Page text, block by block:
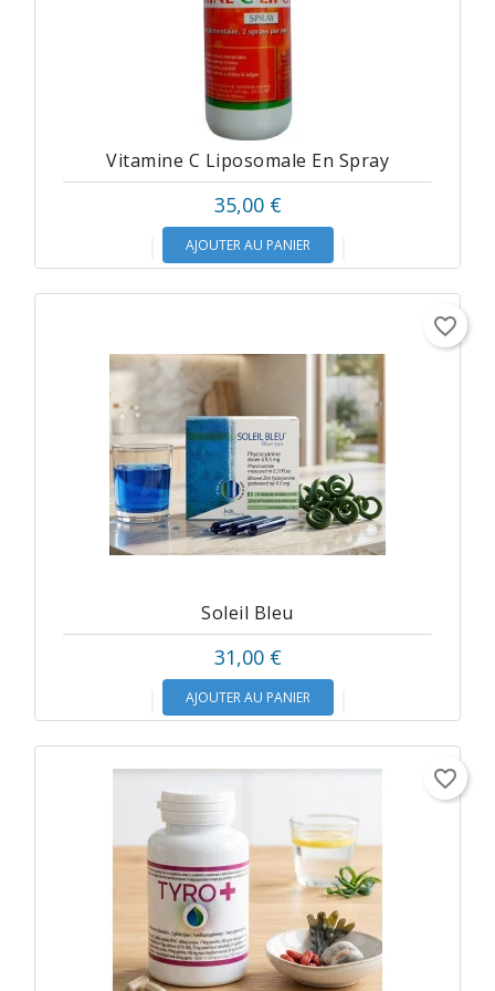
Vitamine C Liposomale En Spray
35,00 €
AJOUTER AU PANIER
Soleil Bleu
31,00 €
AJOUTER AU PANIER
favorite_border
favorite_border